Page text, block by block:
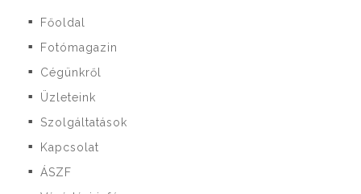
■ Főoldal
■ Fotómagazin
■ Cégünkről
■ Üzleteink
■ Szolgáltatások
■ Kapcsolat
■ ÁSZF